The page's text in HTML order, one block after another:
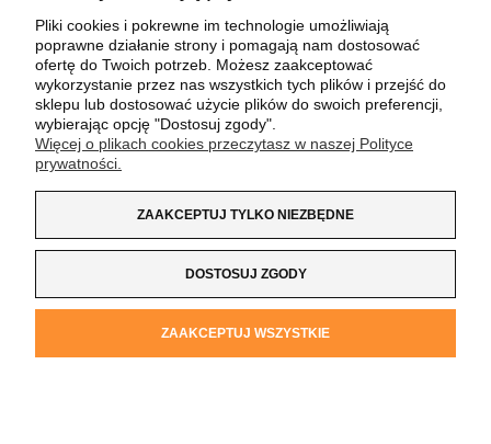
MOJE KONTO
PŁATNOŚCI I DOSTAWA
O NAS
Kochanowskiego 37/K5 |33-100 Tarnów| tel.:
e-mail:sklep@koszulkazlogo.pl
Pliki cookies i pokrewne im technologie umożliwiają
poprawne działanie strony i pomagają nam dostosować
ofertę do Twoich potrzeb. Możesz zaakceptować
wykorzystanie przez nas wszystkich tych plików i przejść do
sklepu lub dostosować użycie plików do swoich preferencji,
wybierając opcję "Dostosuj zgody".
Więcej o plikach cookies przeczytasz w naszej Polityce
prywatności.
ZAAKCEPTUJ TYLKO NIEZBĘDNE
DOSTOSUJ ZGODY
ZAAKCEPTUJ WSZYSTKIE